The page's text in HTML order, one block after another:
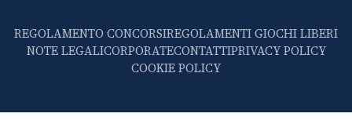
REGOLAMENTO CONCORSIREGOLAMENTI GIOCHI LIBERI
NOTE LEGALICORPORATECONTATTIPRIVACY POLICY
COOKIE POLICY